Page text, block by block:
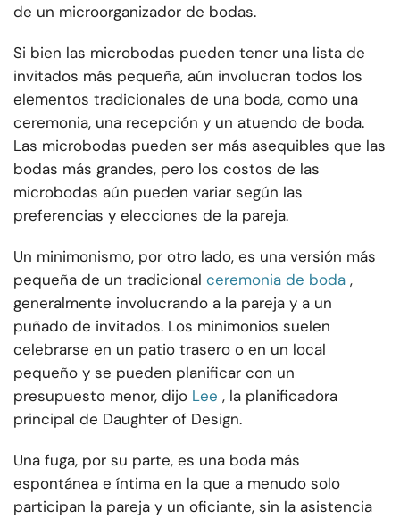
de un microorganizador de bodas.
Si bien las microbodas pueden tener una lista de
invitados más pequeña, aún involucran todos los
elementos tradicionales de una boda, como una
ceremonia, una recepción y un atuendo de boda.
Las microbodas pueden ser más asequibles que las
bodas más grandes, pero los costos de las
microbodas aún pueden variar según las
preferencias y elecciones de la pareja.
Un minimonismo, por otro lado, es una versión más
pequeña de un tradicional ceremonia de boda ,
generalmente involucrando a la pareja y a un
puñado de invitados. Los minimonios suelen
celebrarse en un patio trasero o en un local
pequeño y se pueden planificar con un
presupuesto menor, dijo Lee , la planificadora
principal de Daughter of Design.
Una fuga, por su parte, es una boda más
espontánea e íntima en la que a menudo solo
participan la pareja y un oficiante, sin la asistencia